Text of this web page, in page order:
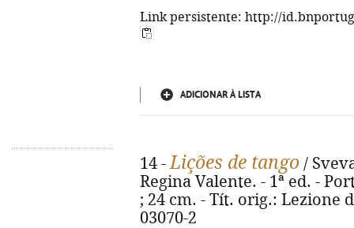
Link persistente: http://
ADICIONAR À LISTA
14 -Lições de tango /
Regina Valente. - 1ª ed. -
; 24 cm. - Tít. orig.: Lezione
03070-2